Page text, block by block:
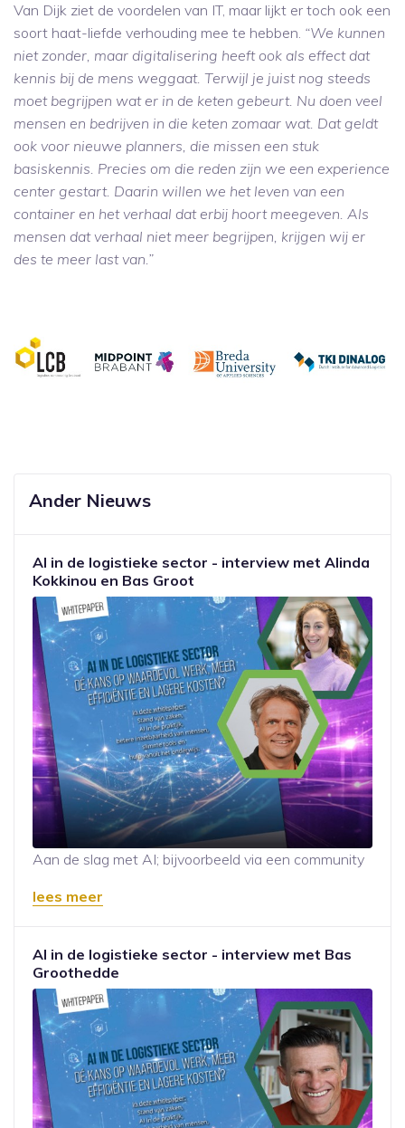
Van Dijk ziet de voordelen van IT, maar lijkt er toch ook een
soort haat-liefde verhouding mee te hebben. “We kunnen
niet zonder, maar digitalisering heeft ook als effect dat
kennis bij de mens weggaat. Terwijl je juist nog steeds
moet begrijpen wat er in de keten gebeurt. Nu doen veel
mensen en bedrijven in die keten zomaar wat. Dat geldt
ook voor nieuwe planners, die missen een stuk
basiskennis. Precies om die reden zijn we een experience
center gestart. Daarin willen we het leven van een
container en het verhaal dat erbij hoort meegeven. Als
mensen dat verhaal niet meer begrijpen, krijgen wij er
des te meer last van.”
Ander Nieuws
AI in de logistieke sector - interview met Alinda
Kokkinou en Bas Groot
Aan de slag met AI; bijvoorbeeld via een community
lees meer
AI in de logistieke sector - interview met Bas
Groothedde